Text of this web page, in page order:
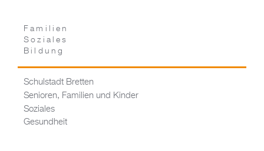
Familien
Soziales
Bildung
Schulstadt Bretten
Senioren, Familien und Kinder
Soziales
Gesundheit